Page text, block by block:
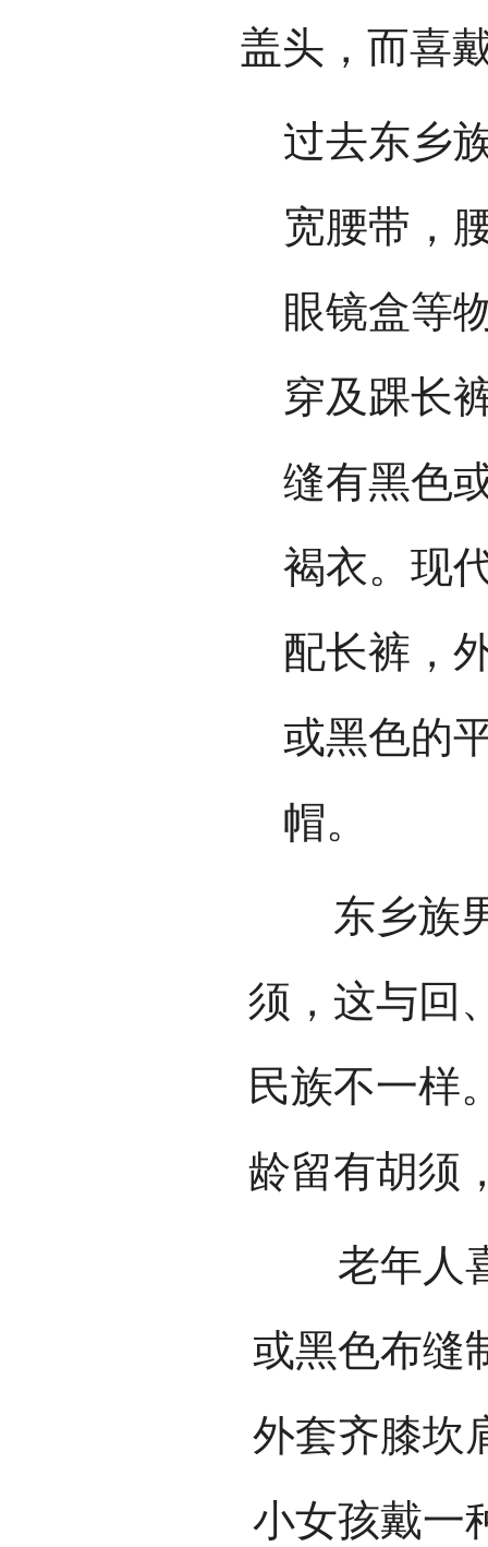
盖头，而喜
过去东乡
宽腰带，
眼镜盒等
穿及踝长
缝有黑色
褐衣。现
配长裤，
或黑色的
帽。
东乡族男
须，这与回
民族不一样
龄留有胡须
老年人喜
或黑色布缝
外套齐膝坎
小女孩戴一